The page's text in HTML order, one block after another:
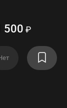
500 ₽